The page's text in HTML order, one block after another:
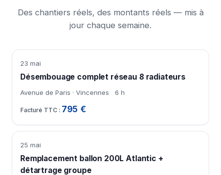
Des chantiers réels, des montants réels — mis à
jour chaque semaine.
23 mai
Désembouage complet réseau 8 radiateurs
Avenue de Paris · Vincennes 6 h
795 €
25 mai
Remplacement ballon 200L Atlantic +
détartrage groupe